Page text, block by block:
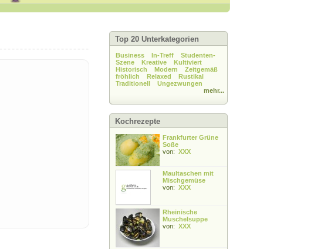
Top 20 Unterkategorien
Business In-Treff
Studenten-
Szene
Kreative
Kultiviert
Historisch
Modern
Zeitgemäß
fröhlich
Relaxed
Rustikal
Traditionell
Ungezwungen
mehr...
Kochrezepte
Frankfurter Grüne
Soße
von: XXX
Maultaschen mit
Mischgemüse
von: XXX
Rheinische
Muschelsuppe
von: XXX